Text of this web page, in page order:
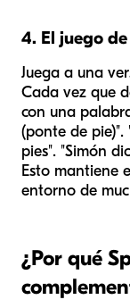
4. El juego
Juega a una
Cada vez que
con una
(ponte de pie)".
pies". "Simón
Esto mantiene
entorno de
¿Por qué